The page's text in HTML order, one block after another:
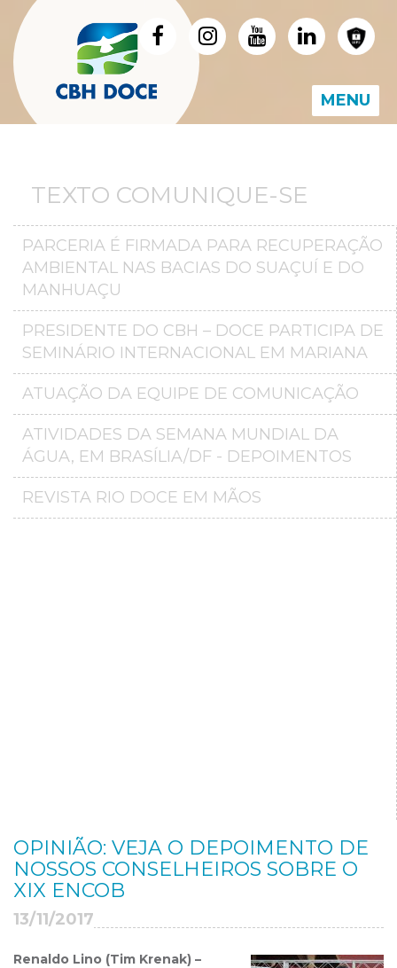
MENU
TEXTO COMUNIQUE-SE
PARCERIA É FIRMADA PARA RECUPERAÇÃO
AMBIENTAL NAS BACIAS DO SUAÇUÍ E DO
MANHUAÇU
PRESIDENTE DO CBH – DOCE PARTICIPA DE
SEMINÁRIO INTERNACIONAL EM MARIANA
ATUAÇÃO DA EQUIPE DE COMUNICAÇÃO
ATIVIDADES DA SEMANA MUNDIAL DA
ÁGUA, EM BRASÍLIA/DF - DEPOIMENTOS
REVISTA RIO DOCE EM MÃOS
OPINIÃO: VEJA O DEPOIMENTO DE
NOSSOS CONSELHEIROS SOBRE O
XIX ENCOB
13/11/2017
Renaldo Lino (Tim Krenak) –